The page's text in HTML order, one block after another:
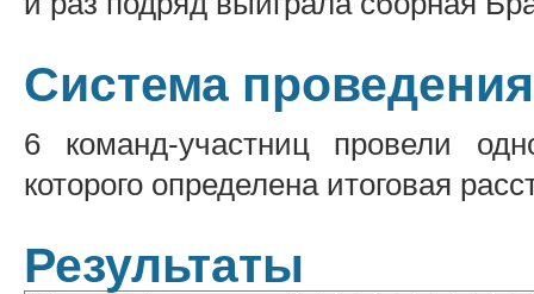
Система
6 команд-участниц провели
которого определена итоговая
Результаты